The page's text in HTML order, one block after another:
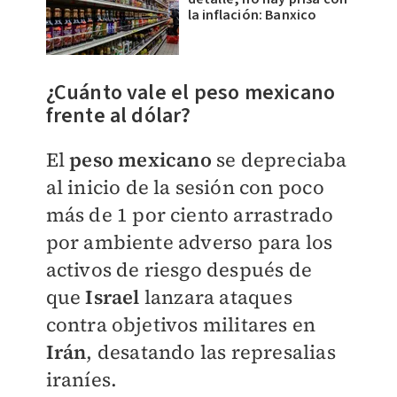
la inflación: Banxico
¿Cuánto vale el peso mexicano
frente al dólar?
Elpeso mexicano se depreciaba
al inicio de la sesión con poco
más de 1 por ciento arrastrado
por ambiente adverso para los
activos de riesgo después de
queIsrael lanzara ataques
contra objetivos militares en
Irán, desatando las represalias
iraníes.